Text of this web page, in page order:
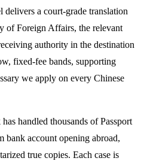
delivers a court-grade translation
of Foreign Affairs, the relevant
authority in the destination
fixed-fee bands, supporting
we apply on every Chinese
handled thousands of Passport
bank account opening abroad,
true copies. Each case is